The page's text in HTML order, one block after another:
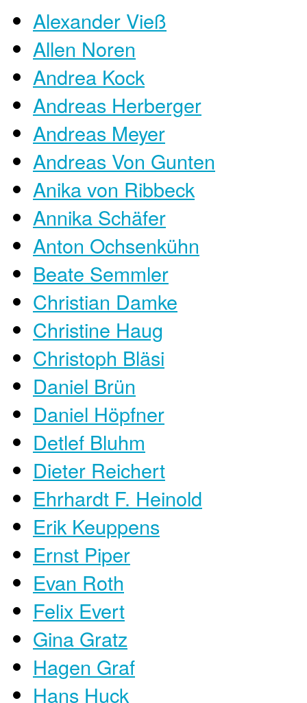
Alexander Vieß
Allen Noren
Andrea Kock
Andreas Herberger
Andreas Meyer
Andreas Von Gunten
Anika von Ribbeck
Annika Schäfer
Anton Ochsenkühn
Beate Semmler
Christian Damke
Christine Haug
Christoph Bläsi
Daniel Brün
Daniel Höpfner
Detlef Bluhm
Dieter Reichert
Ehrhardt F. Heinold
Erik Keuppens
Ernst Piper
Evan Roth
Felix Evert
Gina Gratz
Hagen Graf
Hans Huck